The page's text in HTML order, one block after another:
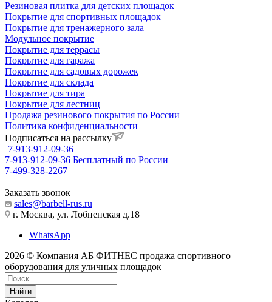
Резиновая плитка для детских площадок
Покрытие для спортивных площадок
Покрытие для тренажерного зала
Модульное покрытие
Покрытие для террасы
Покрытие для гаража
Покрытие для садовых дорожек
Покрытие для склада
Покрытие для тира
Покрытие для лестниц
Продажа резинового покрытия по России
Политика конфиденциальности
Подписаться на рассылку
7-913-912-09-36
7-913-912-09-36 Бесплатный по России
7-499-328-2267
Заказать звонок
sales@barbell-rus.ru
г. Москва, ул. Лобненская д.18
WhatsApp
2026 © Компания АБ ФИТНЕС продажа спортивного
оборудования для уличных площадок
Найти